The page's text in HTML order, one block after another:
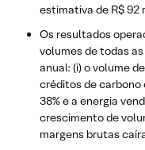
estimativa de R$ 92
Os resultados
volumes de todas
anual: (i) o volume
créditos de carbono
38% e a energia
crescimento de
margens brutas